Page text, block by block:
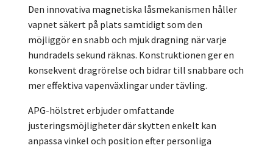
Den innovativa magnetiska låsmekanismen håller
vapnet säkert på plats samtidigt som den
möjliggör en snabb och mjuk dragning när varje
hundradels sekund räknas. Konstruktionen ger en
konsekvent dragrörelse och bidrar till snabbare och
mer effektiva vapenväxlingar under tävling.
APG-hölstret erbjuder omfattande
justeringsmöjligheter där skytten enkelt kan
anpassa vinkel och position efter personliga